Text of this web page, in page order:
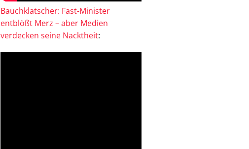
Bauchklatscher: Fast-Minister
entblößt Merz – aber Medien
verdecken seine Nacktheit: